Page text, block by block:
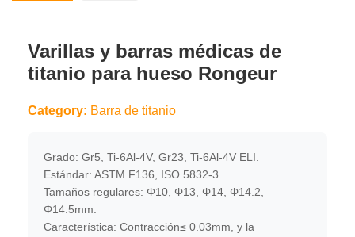
Varillas y barras médicas de
titanio para hueso Rongeur
Category: Barra de titanio
Grado: Gr5, Ti-6Al-4V, Gr23, Ti-6Al-4V ELI.
Estándar: ASTM F136, ISO 5832-3.
Tamaños regulares: Φ10, Φ13, Φ14, Φ14.2,
Φ14.5mm.
Característica: Contracción≤ 0.03mm, y la